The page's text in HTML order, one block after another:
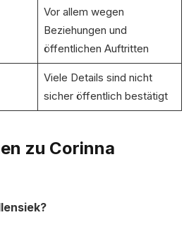
Vor allem wegen
Beziehungen und
öffentlichen Auftritten
Viele Details sind nicht
sicher öffentlich bestätigt
zu Corinna